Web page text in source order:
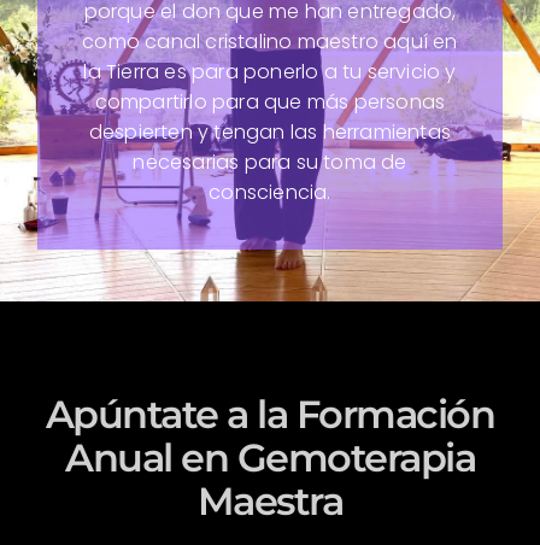
porque el don que me han entregado,
como canal cristalino maestro aquí en
la Tierra es para ponerlo a tu servicio y
compartirlo para que más personas
despierten y tengan las herramientas
necesarias para su toma de
consciencia.
Apúntate a la Formación
Anual en Gemoterapia
Maestra